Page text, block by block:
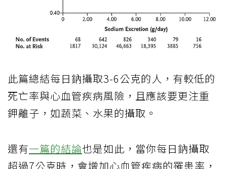
此篇總結每日鈉攝取3-6公克的人，有較低的
死亡率與心血管疾病風險，且應該要更注重
鉀離子，如蔬菜、水果的攝取。
還有一篇的結論也是如此，當你每日鈉攝取
超過7公克時，會增加心血管疾病的罹患率，